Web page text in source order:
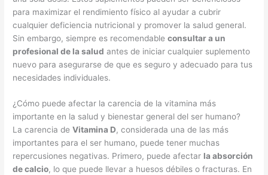
para maximizar el rendimiento físico al ayudar a cubrir
cualquier deficiencia nutricional y promover la salud general.
Sin embargo, siempre es recomendableconsultar a un
profesional de la salud antes de iniciar cualquier suplemento
nuevo para asegurarse de que es seguro y adecuado para tus
necesidades individuales.
¿Cómo puede afectar la carencia de la vitamina más
importante en la salud y bienestar general del ser humano?
La carencia deVitamina D, considerada una de las más
importantes para el ser humano, puede tener muchas
repercusiones negativas. Primero, puede afectar la absorción
de calcio, lo que puede llevar a huesos débiles o fracturas. En